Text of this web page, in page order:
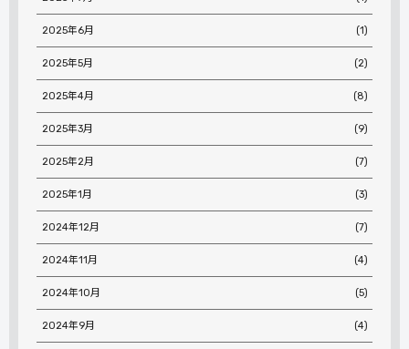
2025年6月 (1)
2025年5月 (2)
2025年4月 (8)
2025年3月 (9)
2025年2月 (7)
2025年1月 (3)
2024年12月 (7)
2024年11月 (4)
2024年10月 (5)
2024年9月 (4)